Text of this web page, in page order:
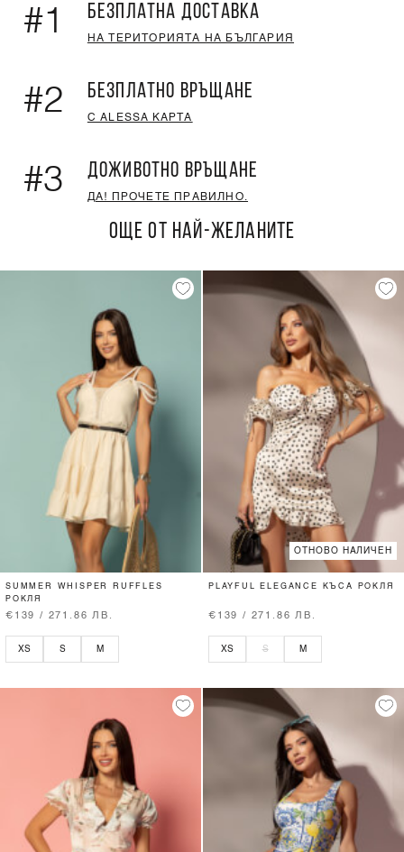
#1 БЕЗПЛАТНА ДОСТАВКА
НА ТЕРИТОРИЯТА НА БЪЛГАРИЯ
#2 БЕЗПЛАТНО ВРЪЩАНЕ
С ALESSA КАРТА
#3 ДОЖИВОТНО ВРЪЩАНЕ
ДА! ПРОЧЕТЕ ПРАВИЛНО.
ОЩЕ ОТ НАЙ-ЖЕЛАНИТЕ
SUMMER WHISPER RUFFLES
РОКЛЯ
€139 / 271.86 ЛВ.
XS S M
ОТНОВО НАЛИЧЕН
PLAYFUL ELEGANCE КЪСА РОКЛЯ
€139 / 271.86 ЛВ.
XS S M